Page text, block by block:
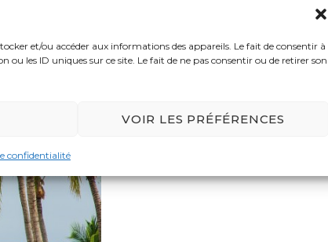
et/ou accéder aux informations des appareils. Le fait de consentir à
les ID uniques sur ce site. Le fait de ne pas consentir ou de retirer son
VOIR LES PRÉFÉRENCES
confidentialité